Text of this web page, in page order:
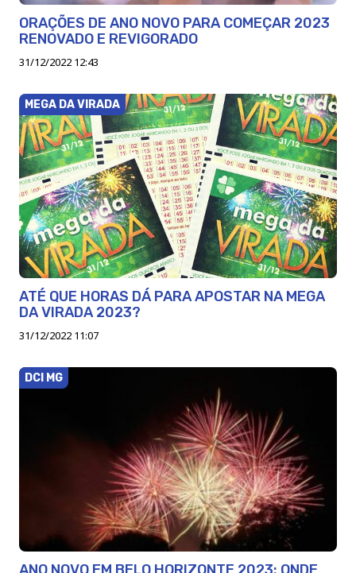
ORAÇÕES DE ANO NOVO PARA COMEÇAR 2023
RENOVADO E REVIGORADO
31/12/2022 12:43
MEGA DA VIRADA
ATÉ QUE HORAS DÁ PARA APOSTAR NA MEGA
DA VIRADA 2023?
31/12/2022 11:07
DCI MG